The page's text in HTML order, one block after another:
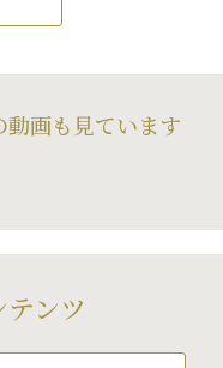
画も見ています
ンツ